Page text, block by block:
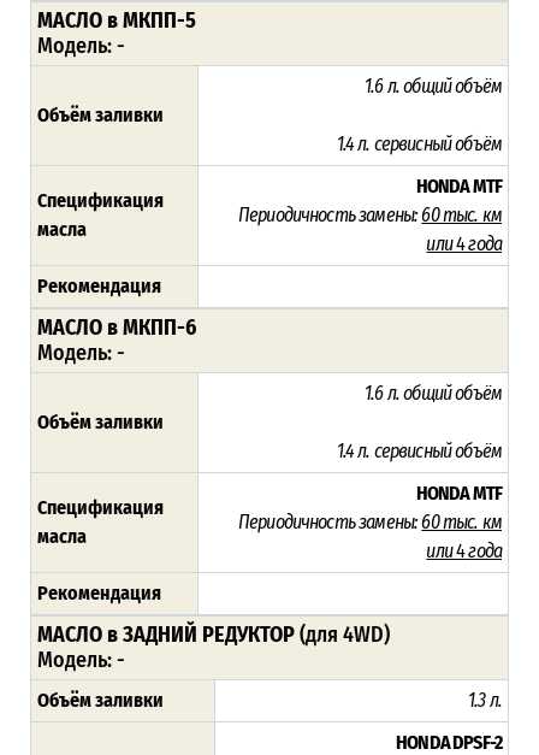
МАСЛО в МКПП-5
Модель: -
Объём заливки
1.6 л.общий объём
1.4 л. сервисный объём
Спецификация
масла
HONDA MTF
Периодичность замены:60 тыс. км
или4года
Рекомендация
МАСЛО в МКПП-6
Модель: -
Объём заливки
1.6 л.общий объём
1.4 л. сервисный объём
Спецификация
масла
HONDA MTF
Периодичность замены:60 тыс. км
или4года
Рекомендация
МАСЛО в ЗАДНИЙ РЕДУКТОР(для 4WD)
Модель: -
Объём заливки 1.3 л.
HONDA DPSF-2